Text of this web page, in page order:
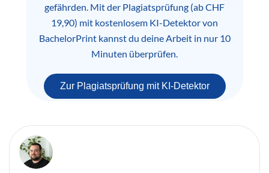
gefährden. Mit der Plagiatsprüfung (ab CHF
19,90) mit kostenlosem KI-Detektor von
BachelorPrint kannst du deine Arbeit in nur 10
Minuten überprüfen.
Zur Plagiatsprüfung mit KI-Detektor